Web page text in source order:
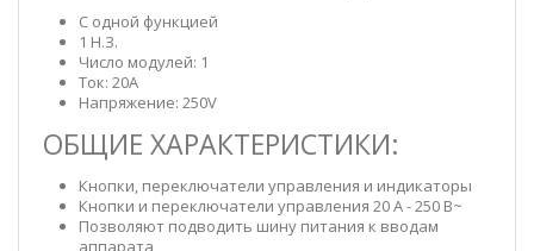
С одной функцией
1 Н.З.
Число модулей: 1
Ток: 20А
Напряжение: 250V
ОБЩИЕ ХАРАКТЕРИСТИКИ:
Кнопки, переключатели управления и индикаторы
Кнопки и переключатели управления 20 А - 250 В~
Позволяют подводить шину питания к вводам
аппарата